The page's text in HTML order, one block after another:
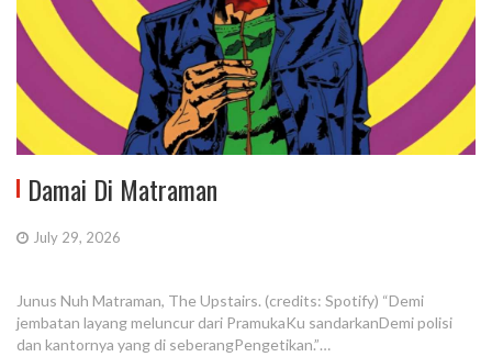
Damai Di Matraman
July 29, 2026
Junus Nuh Matraman, The Upstairs. (credits: Spotify) “Demi
jembatan layang meluncur dari PramukaKu sandarkanDemi polisi
dan kantornya yang di seberangPengetikan.”…